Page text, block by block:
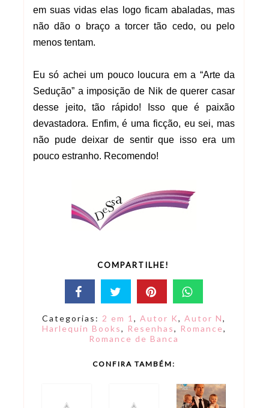
em suas vidas elas logo ficam abaladas, mas
não dão o braço a torcer tão cedo, ou pelo
menos tentam.
Eu só achei um pouco loucura em a “Arte da
Sedução” a imposição de Nik de querer casar
desse jeito, tão rápido! Isso que é paixão
devastadora. Enfim, é uma ficção, eu sei, mas
não pude deixar de sentir que isso era um
pouco estranho. Recomendo!
COMPARTILHE!
Categorias: 2 em 1 , Autor K, Autor N,
Harlequin Books, Resenhas, Romance,
Romance de Banca
CONFIRA TAMBÉM: